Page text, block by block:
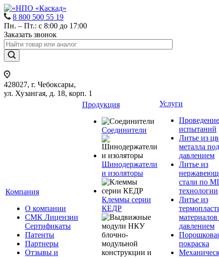
8 800 500 55 19
Пн. – Пт.: с 8:00 до 17:00
Заказать звонок
428027, г. Чебоксары,
ул. Хузангая, д. 18, корп. 1
Компания
О компании
СМК Лицензии
Сертификаты
Патенты
Партнеры
Отзывы и
Продукция
Соединители
Шинодержатели
и изоляторы
Клеммы серии
КЕДР
Услуги
Проведение
испытаний
Литье из
металла под
давлением
Литье из
стали по
технологии
Литье из
давлением
покраска